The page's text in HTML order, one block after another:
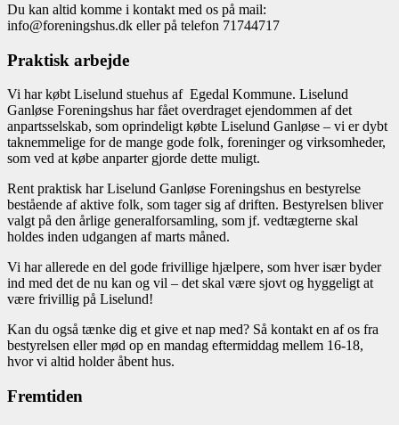
Du kan altid komme i kontakt med os på mail:
info@foreningshus.dk eller på telefon 71744717
Praktisk arbejde
Vi har købt Liselund stuehus af Egedal Kommune. Liselund
Ganløse Foreningshus har fået overdraget ejendommen af det
anpartsselskab, som oprindeligt købte Liselund Ganløse – vi er dybt
taknemmelige for de mange gode folk, foreninger og virksomheder,
som ved at købe anparter gjorde dette muligt.
Rent praktisk har Liselund Ganløse Foreningshus en bestyrelse
bestående af aktive folk, som tager sig af driften. Bestyrelsen bliver
valgt på den årlige generalforsamling, som jf. vedtægterne skal
holdes inden udgangen af marts måned.
Vi har allerede en del gode frivillige hjælpere, som hver især byder
ind med det de nu kan og vil – det skal være sjovt og hyggeligt at
være frivillig på Liselund!
Kan du også tænke dig et give et nap med? Så kontakt en af os fra
bestyrelsen eller mød op en mandag eftermiddag mellem 16-18,
hvor vi altid holder åbent hus.
Fremtiden